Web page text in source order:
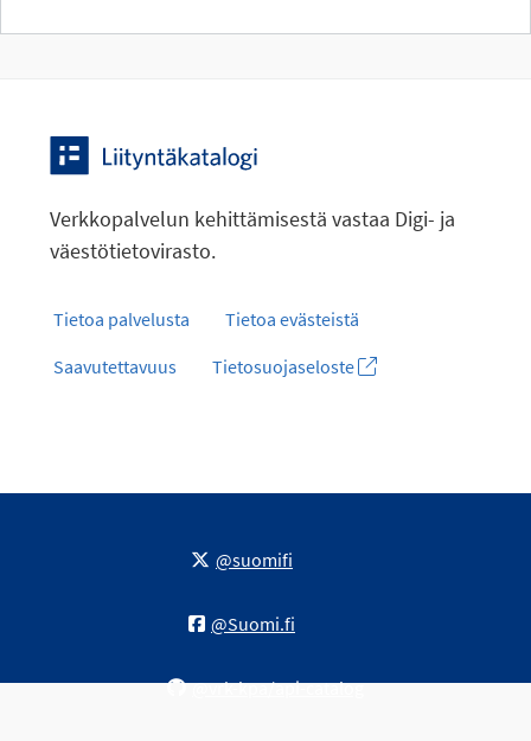
Verkkopalvelun kehittämisestä vastaa Digi- ja
väestötietovirasto.
Tietoa palvelusta
Tietoa evästeistä
Saavutettavuus
Tietosuojaseloste
@suomifi
@Suomi.fi
@vrk-kpa/api-catalog